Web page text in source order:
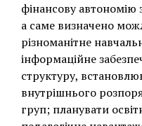
фінансову автономію
а саме визначено
різноманітне
інформаційне
структуру,
внутрішнього
груп; планувати